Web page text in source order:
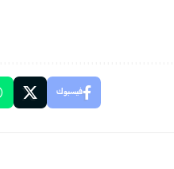
فيسبوك